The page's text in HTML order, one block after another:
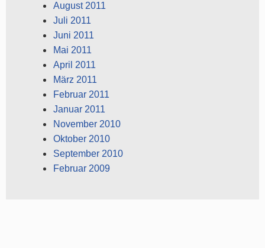
August 2011
Juli 2011
Juni 2011
Mai 2011
April 2011
März 2011
Februar 2011
Januar 2011
November 2010
Oktober 2010
September 2010
Februar 2009